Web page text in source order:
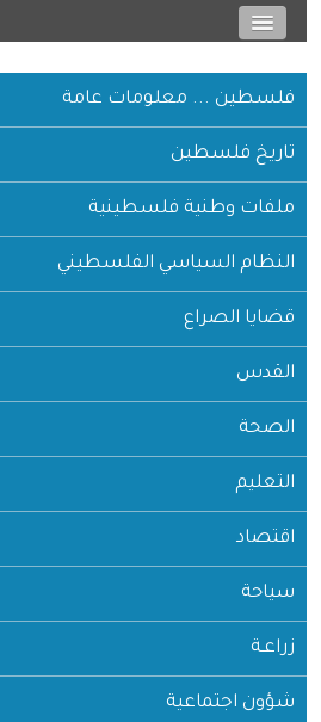
فلسطين ... معلومات عامة
تاريخ فلسطين
ملفات وطنية فلسطينية
النظام السياسي الفلسطيني
قضايا الصراع
القدس
الصحة
التعليم
اقتصاد
سياحة
زراعـة
شؤون اجتماعية